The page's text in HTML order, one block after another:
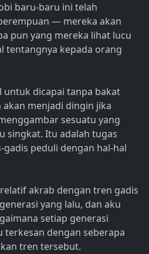
baru-baru ini telah
— mereka akan
pun yang mereka lihat lucu
tentangnya kepada orang
dicapai tanpa bakat
menjadi dingin jika
sesuatu yang
singkat. Itu adalah tugas
gadis peduli dengan hal-hal
akrab dengan tren gadis
yang lalu, dan aku
setiap generasi
terkesan dengan seberapa
tren tersebut.